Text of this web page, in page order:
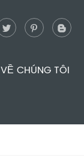
VỀ CHÚNG TÔI